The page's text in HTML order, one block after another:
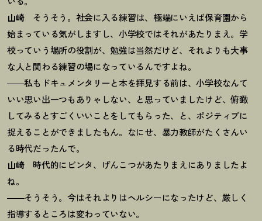
山崎そうそう。社会に入る練習は、極端にいえば保育園から
始まっている気がしますし、小学校ではそれがあたりまえ。学
校っていう場所の役割が、勉強は当然だけど、それよりも大事
な人と関わる練習の場になっているんですよね。
――私もドキュメンタリーと本を拝見する前は、小学校なんて
いい思い出一つもありゃしない、と思っていましたけど、俯瞰
してみるとすごくいいことをしてもらった、と、ポジティブに
捉えることができましたもん。なにせ、暴力教師がたくさんい
る時代だったんで。
山崎時代的にビンタ、げんこつがあたりまえにありましたよ
ね。
――そうそう。今はそれよりはヘルシーになったけど、厳しく
指導するところは変わっていない。